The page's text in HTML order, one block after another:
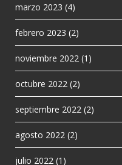
marzo 2023 (4)
febrero 2023 (2)
noviembre 2022 (1)
octubre 2022 (2)
septiembre 2022 (2)
agosto 2022 (2)
julio 2022 (1)